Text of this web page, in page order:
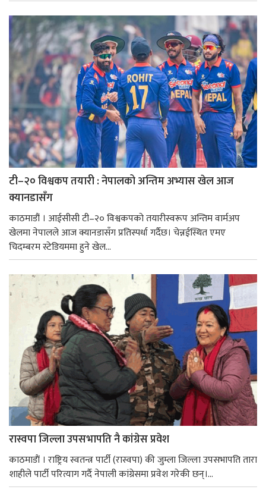
टी–२० विश्वकप तयारी : नेपालको अन्तिम अभ्यास खेल आज
क्यानडासँग
काठमाडौं । आईसीसी टी–२० विश्वकपको तयारीस्वरूप अन्तिम वार्मअप
खेलमा नेपालले आज क्यानडासँग प्रतिस्पर्धा गर्दैछ। चेन्नईस्थित एमए
चिदम्बरम स्टेडियममा हुने खेल...
रास्वपा जिल्ला उपसभापति नै कांग्रेस प्रवेश
काठमाडाैं । राष्ट्रिय स्वतन्त्र पार्टी (रास्वपा) की जुम्ला जिल्ला उपसभापति तारा
शाहीले पार्टी परित्याग गर्दै नेपाली कांग्रेसमा प्रवेश गरेकी छन्।...